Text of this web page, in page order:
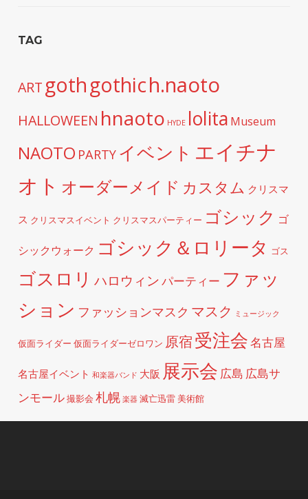
TAG
ART gothgothich.naoto
HALLOWEEN hnaoto HYDE lolita Museum
NAOTO PARTY イベント エイチナ
オト オーダーメイド カスタム クリスマ
ス クリスマスイベント クリスマスパーティー ゴシック ゴ
シックウォーク ゴシック＆ロリータ ゴス
ゴスロリ ハロウィンパーティー ファッ
ション ファッションマスク マスク ミュージック
仮面ライダー 仮面ライダーゼロワン 原宿受注会名古屋
名古屋イベント 和楽器バンド 大阪 展示会 広島 広島サ
ンモール撮影会 札幌 楽器 滅亡迅雷美術館